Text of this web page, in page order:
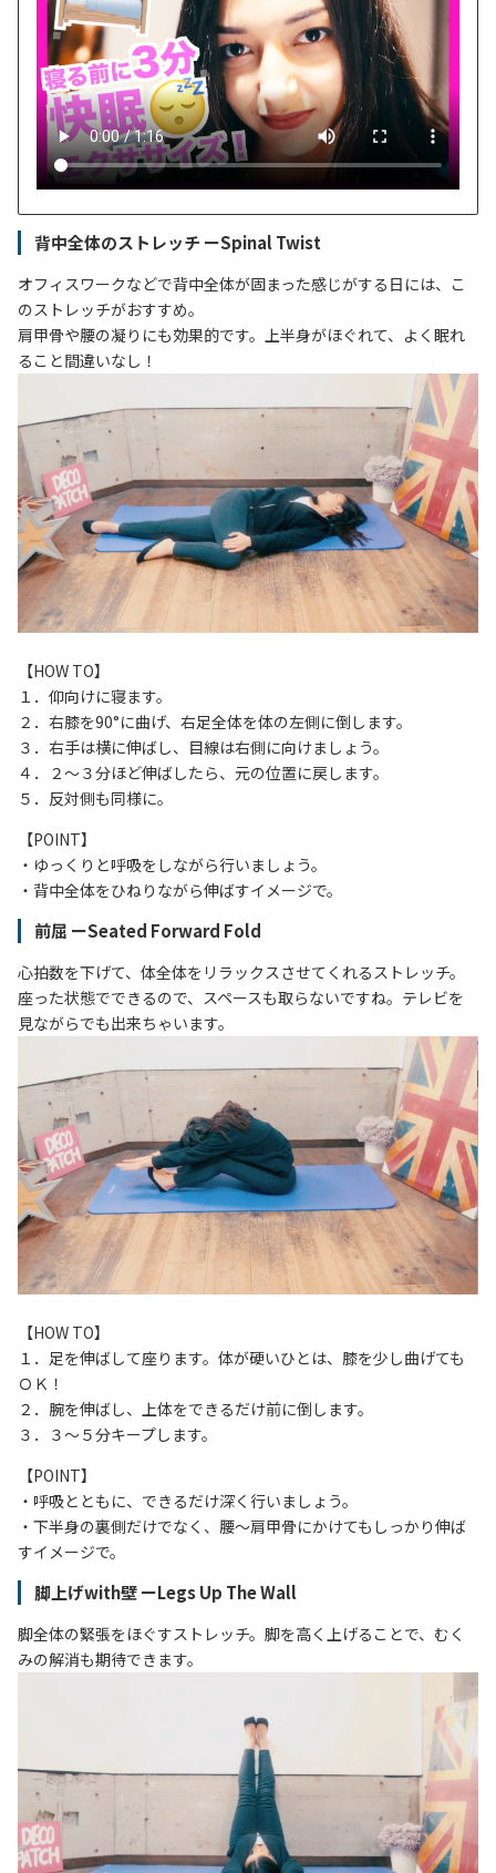
背中全体のストレッチ ーSpinal Twist
オフィスワークなどで背中全体が固まった感じがする日には、こ
のストレッチがおすすめ。
肩甲骨や腰の凝りにも効果的です。上半身がほぐれて、よく眠れ
ること間違いなし！
【HOW TO】
１．仰向けに寝ます。
２．右膝を90°に曲げ、右足全体を体の左側に倒します。
３．右手は横に伸ばし、目線は右側に向けましょう。
４．２～３分ほど伸ばしたら、元の位置に戻します。
５．反対側も同様に。
【POINT】
・ゆっくりと呼吸をしながら行いましょう。
・背中全体をひねりながら伸ばすイメージで。
前屈 ーSeated Forward Fold
心拍数を下げて、体全体をリラックスさせてくれるストレッチ。
座った状態でできるので、スペースも取らないですね。テレビを
見ながらでも出来ちゃいます。
【HOW TO】
１．足を伸ばして座ります。体が硬いひとは、膝を少し曲げても
ＯＫ！
２．腕を伸ばし、上体をできるだけ前に倒します。
３．３～５分キープします。
【POINT】
・呼吸とともに、できるだけ深く行いましょう。
・下半身の裏側だけでなく、腰～肩甲骨にかけてもしっかり伸ば
すイメージで。
脚上げwith壁 ーLegs Up The Wall
脚全体の緊張をほぐすストレッチ。脚を高く上げることで、むく
みの解消も期待できます。